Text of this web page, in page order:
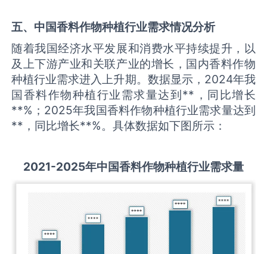
五、中国香料作物种植行业需求情况分析
随着我国经济水平发展和消费水平持续提升，以
及上下游产业和关联产业的增长，国内香料作物
种植行业需求进入上升期。数据显示，2024年我
国香料作物种植行业需求量达到**，同比增长
**%；2025年我国香料作物种植行业需求量达到
**，同比增长**%。具体数据如下图所示：
2021-2025年中国香料作物种植行业需求量